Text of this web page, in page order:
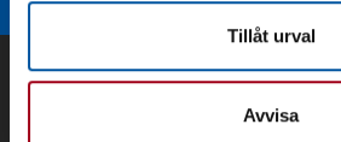
Tillåt urval
Avvisa